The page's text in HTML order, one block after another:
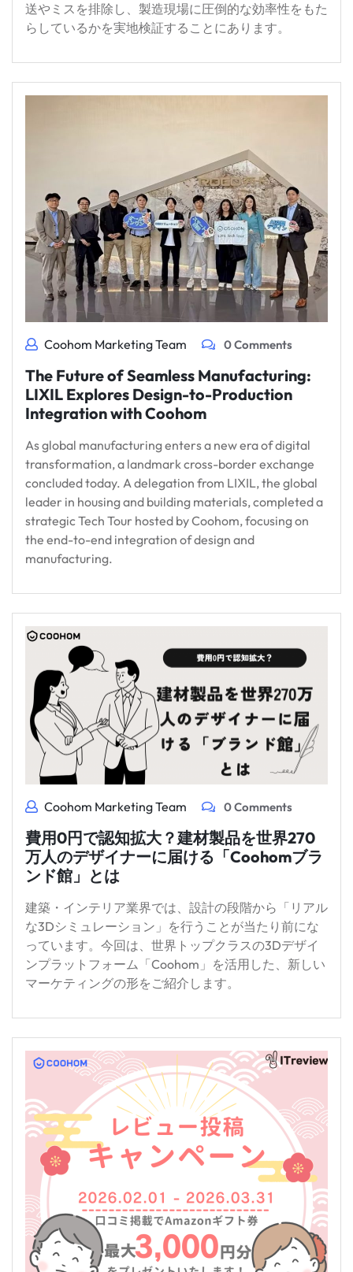
送やミスを排除し、製造現場に圧倒的な効率性をもた
らしているかを実地検証することにあります。
Coohom Marketing Team 0 Comments
The Future of Seamless Manufacturing:
LIXIL Explores Design-to-Production
Integration with Coohom
As global manufacturing enters a new era of digital
transformation, a landmark cross-border exchange
concluded today. A delegation from LIXIL, the global
leader in housing and building materials, completed a
strategic Tech Tour hosted by Coohom, focusing on
the end-to-end integration of design and
manufacturing.
Coohom Marketing Team 0 Comments
費用0円で認知拡大？建材製品を世界270
万人のデザイナーに届ける「Coohomブラ
ンド館」とは
建築・インテリア業界では、設計の段階から「リアル
な3Dシミュレーション」を行うことが当たり前にな
っています。今回は、世界トップクラスの3Dデザイ
ンプラットフォーム「Coohom」を活用した、新しい
マーケティングの形をご紹介します。